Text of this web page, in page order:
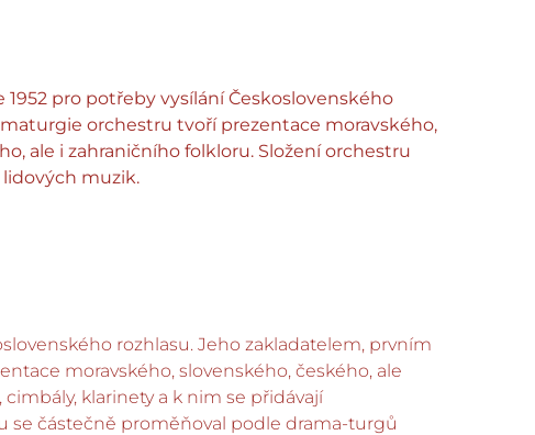
1952 pro potřeby vysílání Československého
orchestru tvoří prezentace moravského,
ale i zahraničního folkloru. Složení orchestru
muzik.
rozhlasu. Jeho zakladatelem, prvním
moravského, slovenského, českého, ale
klarinety a k nim se přidávají
se částečně proměňoval podle drama-turgů